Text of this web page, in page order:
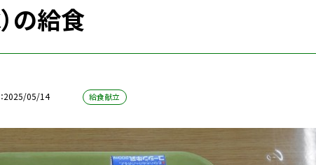
の給食
2025/05/14 給食献立